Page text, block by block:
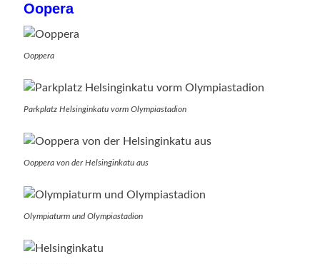
Oopera
Ooppera
Parkplatz Helsinginkatu vorm Olympiastadion
Ooppera von der Helsinginkatu aus
Olympiaturm und Olympiastadion